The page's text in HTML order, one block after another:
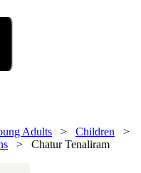
Adults > Children >
> Chatur Tenaliram